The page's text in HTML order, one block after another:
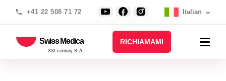
+41 22 508 71 72 Italian
Swiss Medica
XXI century S.A.
RICHIAMAMI